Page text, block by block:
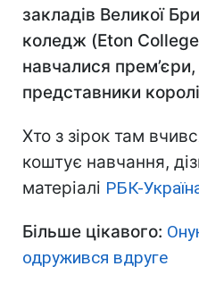
закладів Великої
коледж (Eton
навчалися
представники
Хто з зірок там
коштує навчання,
матеріалі РБК-
Більше цікавого:
одружився вдруге